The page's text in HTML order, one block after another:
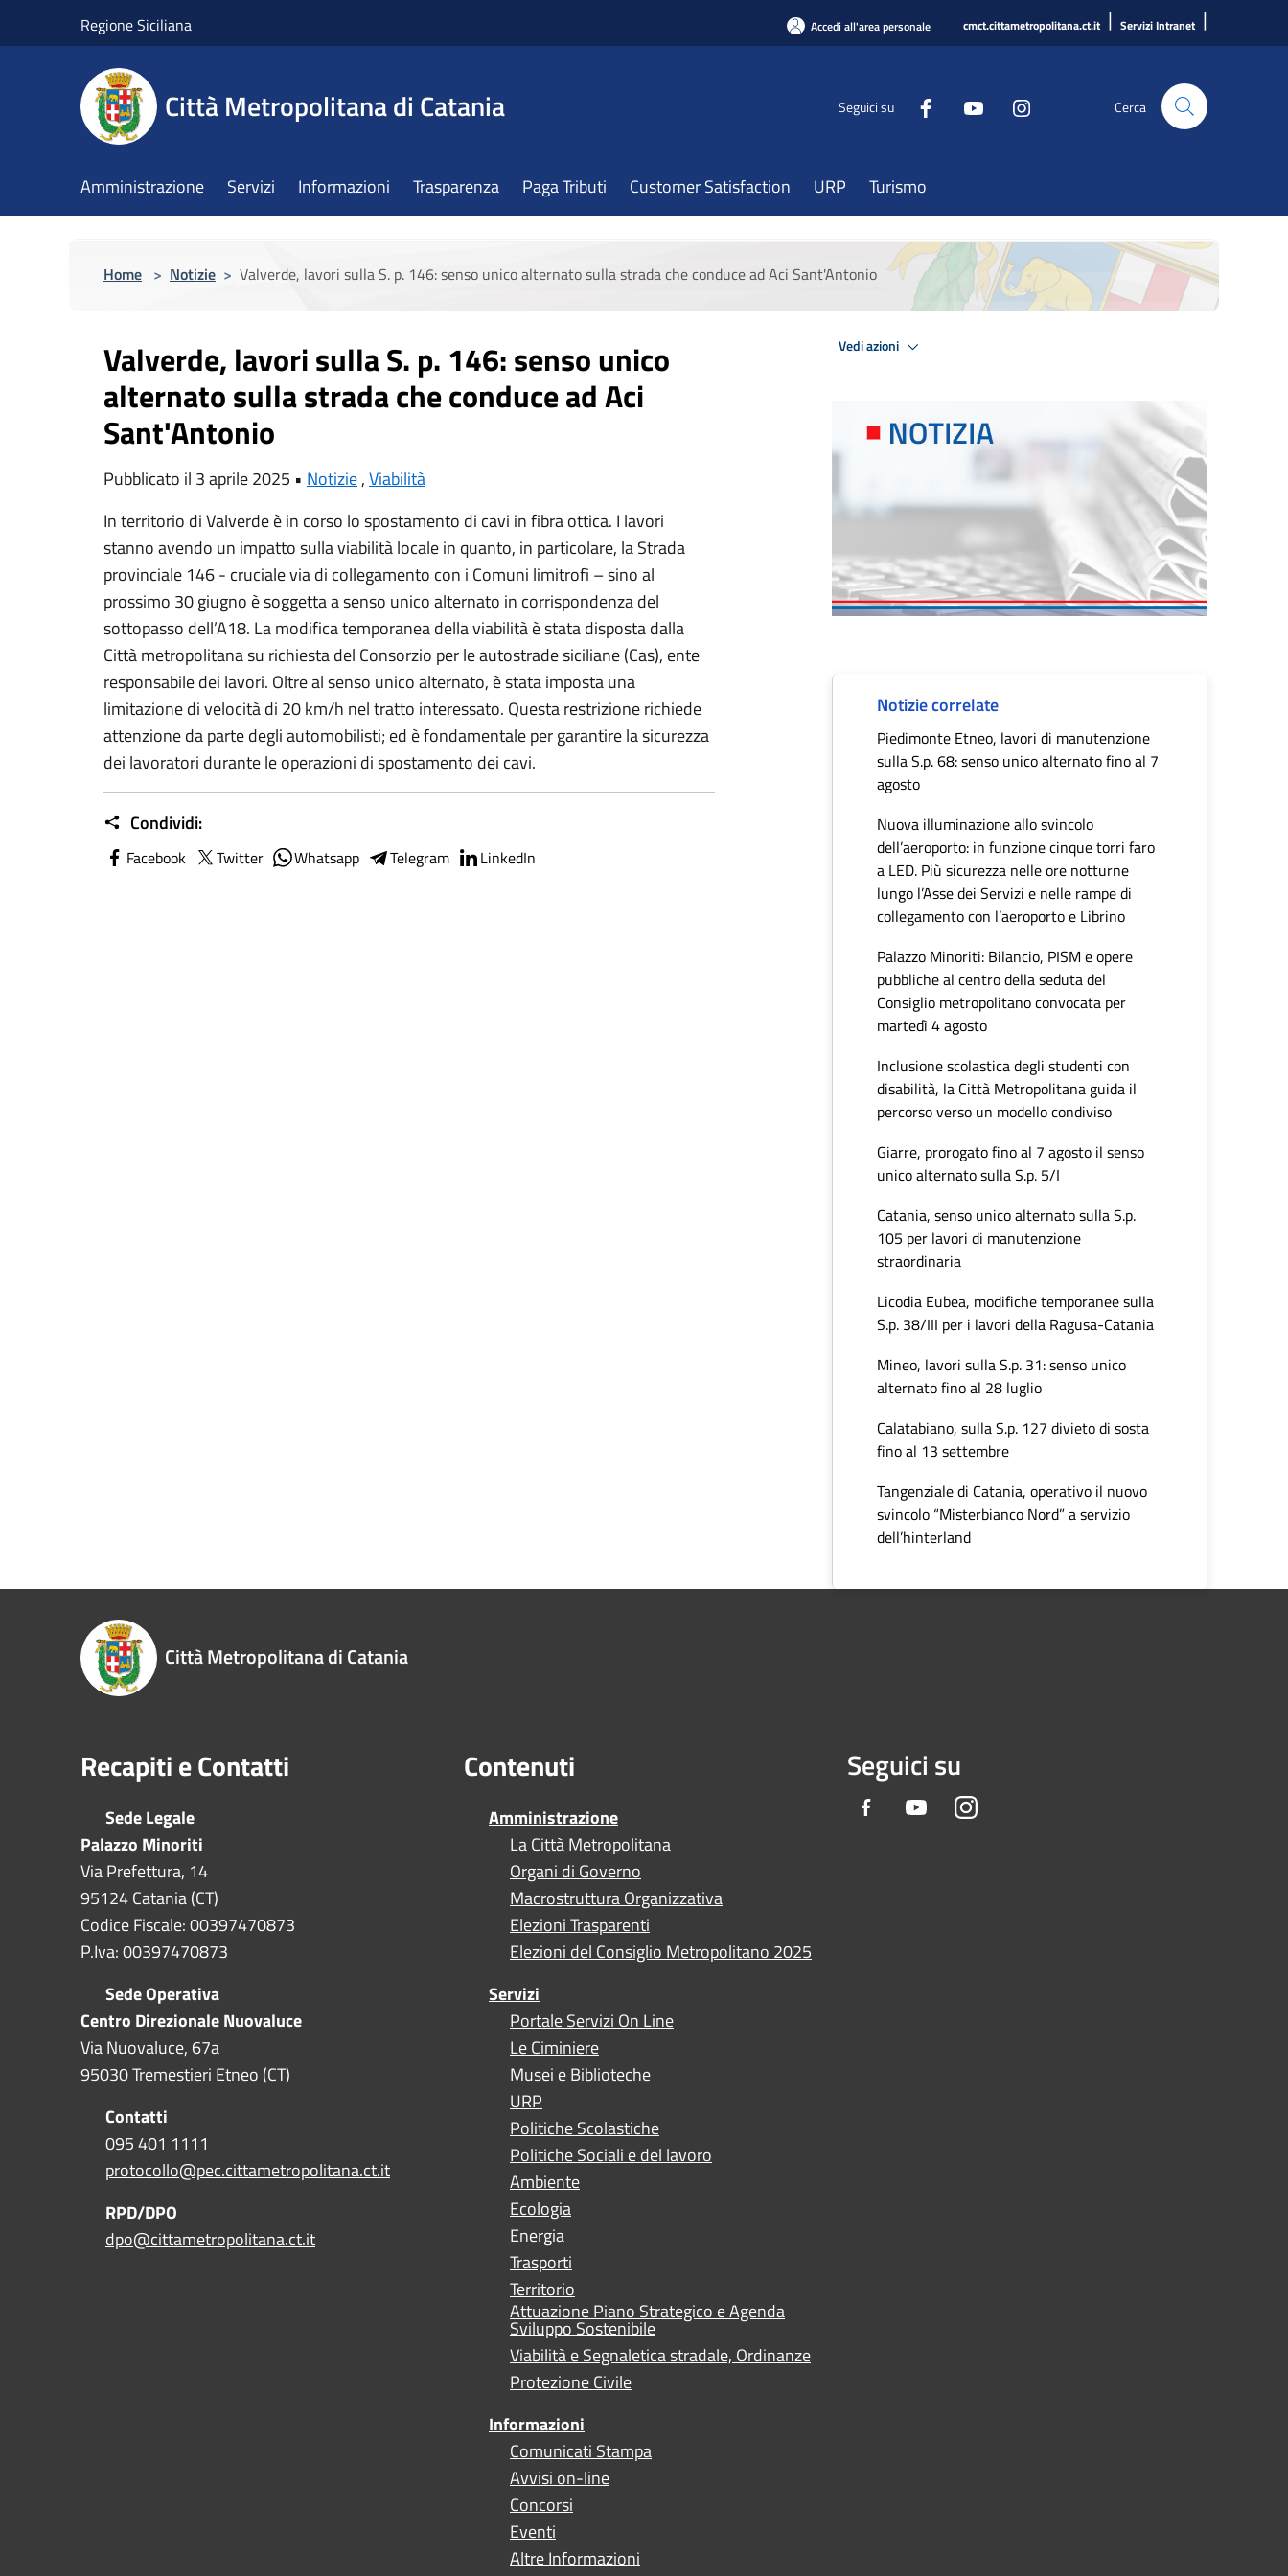
Regione Siciliana Accedi all'area personale cmct.cittametropolitana.ct.it | Servizi Intranet |
Città Metropolitana di Catania Seguici su Cerca
Amministrazione Servizi Informazioni Trasparenza Paga Tributi Customer Satisfaction URP Turismo
Home > Notizie > Valverde, lavori sulla S. p. 146: senso unico alternato sulla strada che conduce ad Aci Sant'Antonio
Valverde, lavori sulla S. p. 146: senso unico
alternato sulla strada che conduce ad Aci
Sant'Antonio
Pubblicato il 3 aprile 2025 • Notizie,Viabilità
In territorio di Valverde è in corso lo spostamento di cavi in fibra ottica. I lavori
stanno avendo un impatto sulla viabilità locale in quanto, in particolare, la Strada
provinciale 146 - cruciale via di collegamento con i Comuni limitrofi – sino al
prossimo 30 giugno è soggetta a senso unico alternato in corrispondenza del
sottopasso dell’A18. La modifica temporanea della viabilità è stata disposta dalla
Città metropolitana su richiesta del Consorzio per le autostrade siciliane (Cas), ente
responsabile dei lavori. Oltre al senso unico alternato, è stata imposta una
limitazione di velocità di 20 km/h nel tratto interessato. Questa restrizione richiede
attenzione da parte degli automobilisti; ed è fondamentale per garantire la sicurezza
dei lavoratori durante le operazioni di spostamento dei cavi.
Condividi:
Facebook Twitter Whatsapp Telegram LinkedIn
Vedi azioni
Notizie correlate
Piedimonte Etneo, lavori di manutenzione
sulla S.p. 68: senso unico alternato fino al 7
agosto
Nuova illuminazione allo svincolo
dell’aeroporto: in funzione cinque torri faro
a LED. Più sicurezza nelle ore notturne
lungo l’Asse dei Servizi e nelle rampe di
collegamento con l’aeroporto e Librino
Palazzo Minoriti: Bilancio, PISM e opere
pubbliche al centro della seduta del
Consiglio metropolitano convocata per
martedì 4 agosto
Inclusione scolastica degli studenti con
disabilità, la Città Metropolitana guida il
percorso verso un modello condiviso
Giarre, prorogato fino al 7 agosto il senso
unico alternato sulla S.p. 5/I
Catania, senso unico alternato sulla S.p.
105 per lavori di manutenzione
straordinaria
Licodia Eubea, modifiche temporanee sulla
S.p. 38/III per i lavori della Ragusa-Catania
Mineo, lavori sulla S.p. 31: senso unico
alternato fino al 28 luglio
Calatabiano, sulla S.p. 127 divieto di sosta
fino al 13 settembre
Tangenziale di Catania, operativo il nuovo
svincolo “Misterbianco Nord” a servizio
dell’hinterland
Città Metropolitana di Catania
Recapiti e Contatti
Sede Legale
Palazzo Minoriti
Via Prefettura, 14
95124 Catania (CT)
Codice Fiscale: 00397470873
P.Iva: 00397470873
Sede Operativa
Centro Direzionale Nuovaluce
Via Nuovaluce, 67a
95030 Tremestieri Etneo (CT)
Contatti
095 401 1111
protocollo@pec.cittametropolitana.ct.it
RPD/DPO
dpo@cittametropolitana.ct.it
Contenuti
Amministrazione
La Città Metropolitana
Organi di Governo
Macrostruttura Organizzativa
Elezioni Trasparenti
Elezioni del Consiglio Metropolitano 2025
Servizi
Portale Servizi On Line
Le Ciminiere
Musei e Biblioteche
URP
Politiche Scolastiche
Politiche Sociali e del lavoro
Ambiente
Ecologia
Energia
Trasporti
Territorio
Attuazione Piano Strategico e Agenda
Sviluppo Sostenibile
Viabilità e Segnaletica stradale, Ordinanze
Protezione Civile
Informazioni
Comunicati Stampa
Avvisi on-line
Concorsi
Eventi
Altre Informazioni
Seguici su
Facebook YoutubeInstagram